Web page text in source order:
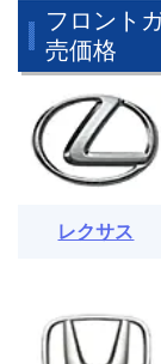
フロント
売価格
レクサス